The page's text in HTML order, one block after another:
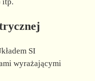
itp.
SI
wyrażającymi